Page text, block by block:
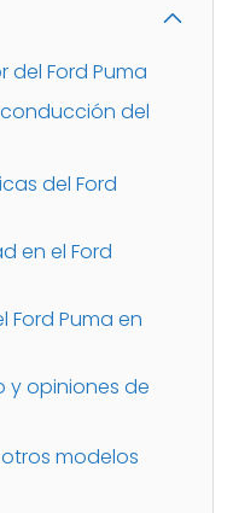
del Ford Puma
del
del Ford
en el Ford
Ford Puma en
y opiniones de
modelos